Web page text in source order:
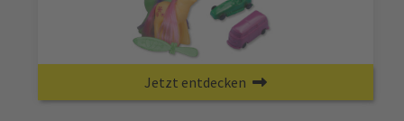
Jetzt entdecken